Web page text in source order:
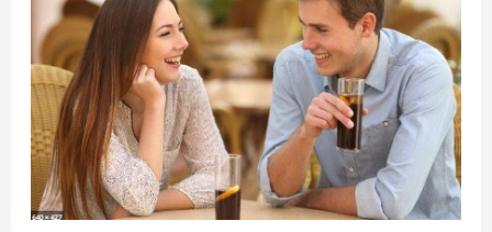
Two
Friends
About
Aim
in
Life